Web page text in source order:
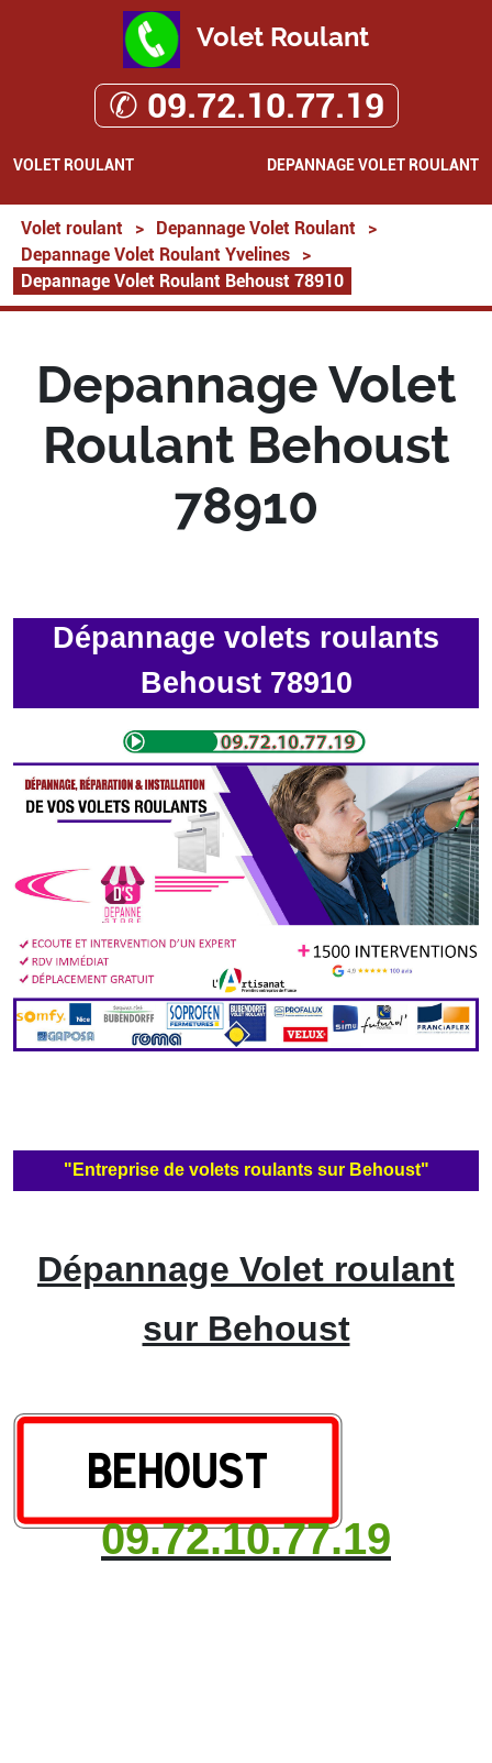
Volet Roulant
✆ 09.72.10.77.19
VOLET ROULANT DEPANNAGE VOLET ROULANT
Volet roulant > Depannage Volet Roulant
>
Depannage Volet Roulant Yvelines
>
Depannage Volet Roulant Behoust 78910
Depannage Volet
Roulant Behoust
78910
Dépannage volets roulants
Behoust 78910
"Entreprise de volets roulants sur Behoust"
Dépannage Volet roulant
sur Behoust
09.72.10.77.19